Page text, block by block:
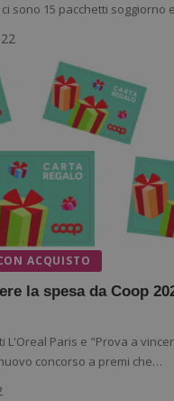
sono 15 pacchetti soggiorno
ACQUISTO
la spesa da Coop
L'Oreal Paris e "Prova a
concorso a premi che…